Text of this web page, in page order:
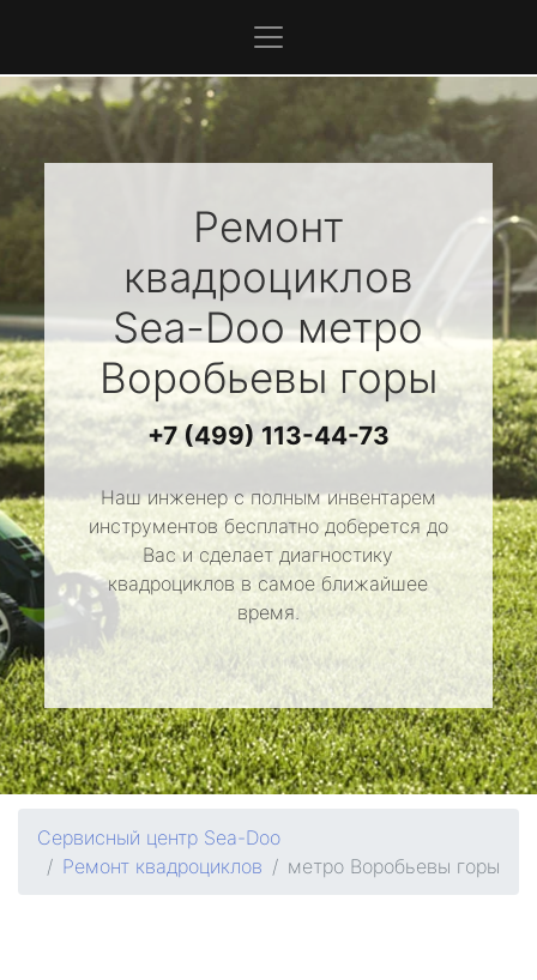
Ремонт
квадроциклов
Sea-Dooметро
Воробьевы горы
+7 (499) 113-44-73
Наш инженер с полным инвентарем
инструментов бесплатно доберется до
Вас и сделает диагностику
квадроциклов в самое ближайшее
время.
Сервисный центр Sea-Doo
Ремонт квадроциклов
метро Воробьевы горы